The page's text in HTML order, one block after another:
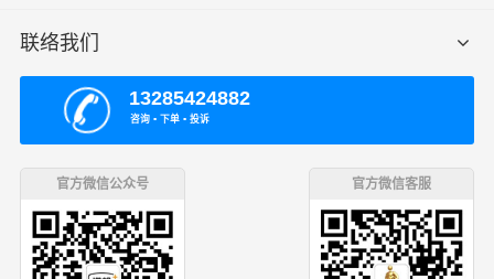
联络我们
13285424882
咨询 ▪ 下单 ▪ 投诉
官方微信公众号 官方微信客服